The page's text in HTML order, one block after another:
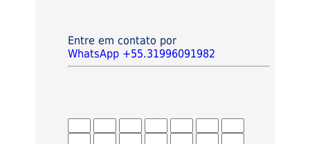
Entre em contato por
WhatsApp +55.31996091982